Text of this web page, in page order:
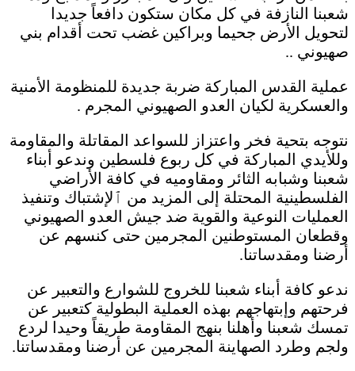
شعبنا النازفة في كل مكان ستكون دافعاً جديدا
لتحويل الأرض جحيما وبراكين غضب تحت أقدام بني
صهيوني ..
عملية القدس المباركة ضربة جديدة للمنظومة الأمنية
والعسكرية لكيان العدو الصهيوني المجرم .
نتوجه بتحية فخر واعتزاز للسواعد المقاتلة والمقاومة
وللأيدي المباركة في كل ربوع فلسطين وندعو أبناء
شعبنا وشبابه الثائر ومقاوميه في كافة الأراضي
الفلسطينية المحتلة إلى المزيد من ٱلإشتباك وتنفيذ
العمليات النوعية والقوية ضد جيش العدو الصهيوني
وقطعان المستوطنين المجرمين حتى كنسهم عن
أرضنا ومقدساتنا.
ندعو كافة أبناء شعبنا للخروج للشوارع والتعبير عن
فرحتهم وإبتهاجهم بهذه العملية البطولية كتعبير عن
تمسك شعبنا وأهلنا بنهج المقاومة طريقاً وحيدا لردع
ولجم وطرد الصهاينة المجرمين عن أرضنا ومقدساتنا.